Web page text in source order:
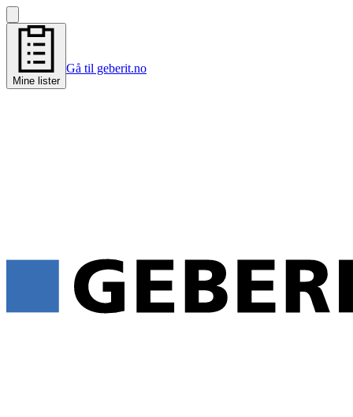
Mine lister
Gå til geberit.no